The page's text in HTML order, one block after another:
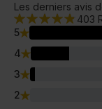
Les derniers avis
403
5
4
3
2